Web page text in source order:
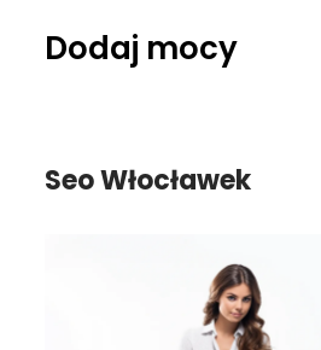
Dodaj mocy
Seo Włocławek